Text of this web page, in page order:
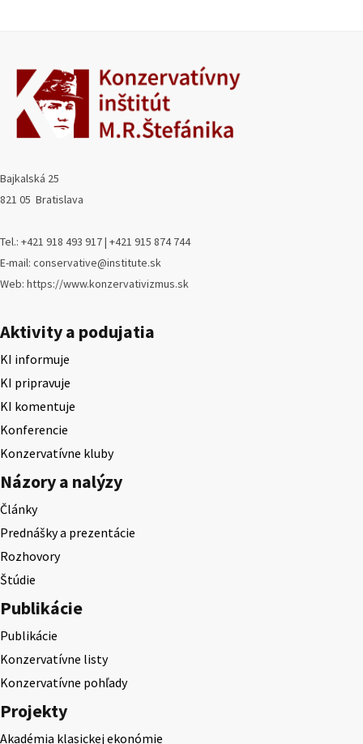
Bajkalská 25
821 05 Bratislava
Tel.: +421 918 493 917 | +421 915 874 744
E-mail: conservative@institute.sk
Web: https://www.konzervativizmus.sk
Aktivity a podujatia
KI informuje
KI pripravuje
KI komentuje
Konferencie
Konzervatívne kluby
Názory a nalýzy
Články
Prednášky a prezentácie
Rozhovory
Štúdie
Publikácie
Publikácie
Konzervatívne listy
Konzervatívne pohľady
Projekty
Akadémia klasickej ekonómie